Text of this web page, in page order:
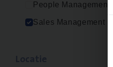
People Management
Sales Management